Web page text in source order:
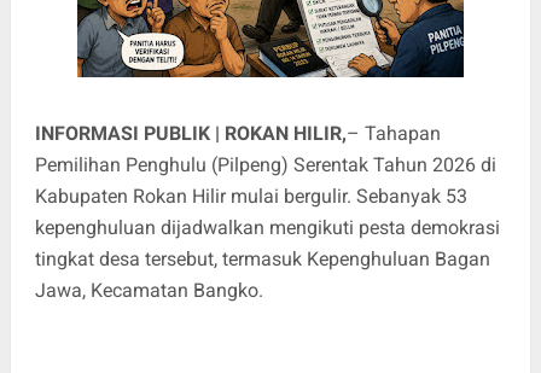
INFORMASI PUBLIK | ROKAN HILIR,– Tahapan
Pemilihan Penghulu (Pilpeng) Serentak Tahun 2026 di
Kabupaten Rokan Hilir mulai bergulir. Sebanyak 53
kepenghuluan dijadwalkan mengikuti pesta demokrasi
tingkat desa tersebut, termasuk Kepenghuluan Bagan
Jawa, Kecamatan Bangko.